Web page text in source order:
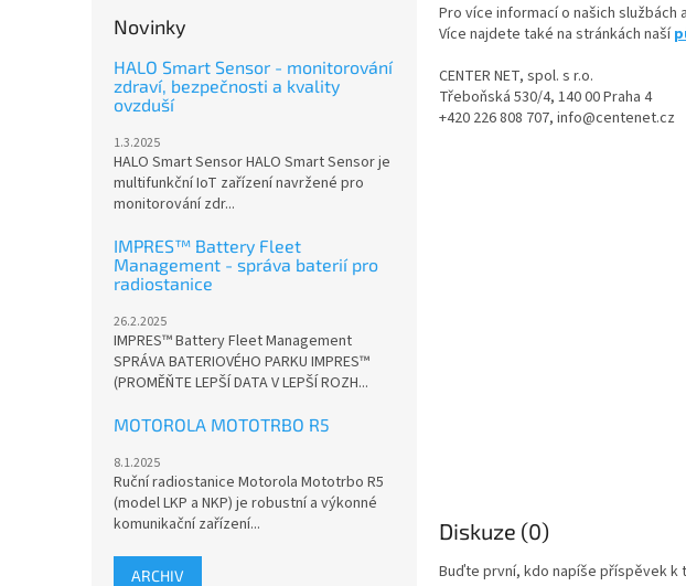
Novinky
HALO Smart Sensor - monitorování
zdraví, bezpečnosti a kvality
ovzduší
1.3.2025
HALO Smart Sensor HALO Smart Sensor je
multifunkční IoT zařízení navržené pro
monitorování zdr...
IMPRES™ Battery Fleet
Management - správa baterií pro
radiostanice
26.2.2025
IMPRES™ Battery Fleet Management
SPRÁVA BATERIOVÉHO PARKU IMPRES™
(PROMĚŇTE LEPŠÍ DATA V LEPŠÍ ROZH...
MOTOROLA MOTOTRBO R5
8.1.2025
Ruční radiostanice Motorola Mototrbo R5
(model LKP a NKP) je robustní a výkonné
komunikační zařízení...
ARCHIV
Pro více informací o našich
Více najdete také na stránkách naší
CENTER NET, spol. s r.o.
Třeboňská 530/4, 140 00 Praha 4
+420 226 808 707, info@centenet.cz
Diskuze (0)
Buďte první, kdo napíše příspěvek k